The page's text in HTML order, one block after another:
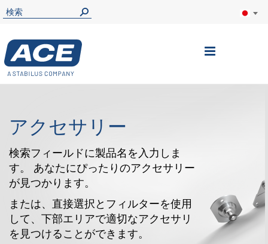
ナ
アクセサリー
検索フィールドに製品名を入力しま
す。 あなたにぴったりのアクセサリー
が見つかります。
または、直接選択とフィルターを使用
して、下部エリアで適切なアクセサリ
を見つけることができます。